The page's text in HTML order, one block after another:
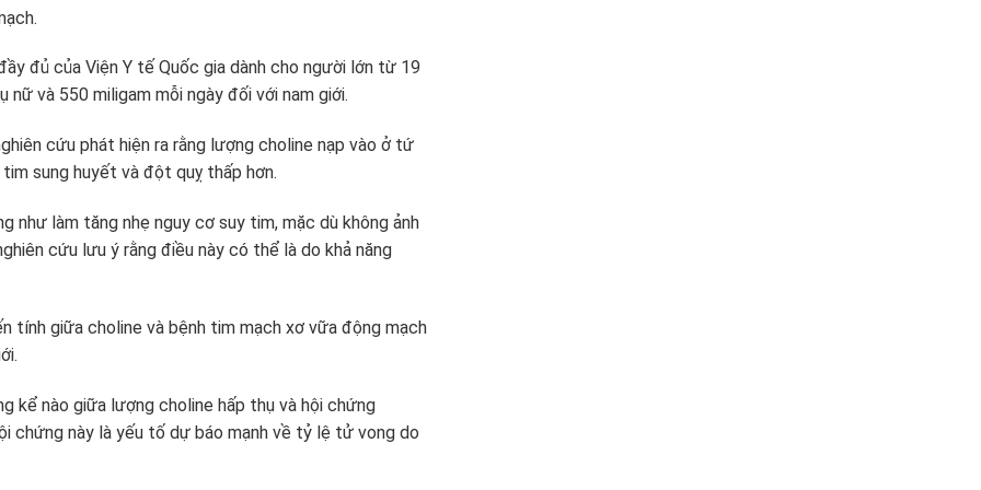
đủ của Viện Y tế Quốc gia dành cho người lớn từ 19
và 550 miligam mỗi ngày đối với nam giới.
cứu phát hiện ra rằng lượng choline nạp vào ở tứ
sung huyết và đột quỵ thấp hơn.
như làm tăng nhẹ nguy cơ suy tim, mặc dù không ảnh
cứu lưu ý rằng điều này có thể là do khả năng
tính giữa choline và bệnh tim mạch xơ vữa động mạch
kể nào giữa lượng choline hấp thụ và hội chứng
chứng này là yếu tố dự báo mạnh về tỷ lệ tử vong do